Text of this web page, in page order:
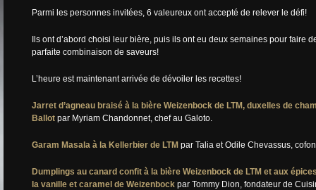
Parmi les personnes invitées, 6 valeureux ont accepté de relever le défi!
Ils ont d’abord choisi leur bière, puis ils ont eu deux semaines pour faire
parfaite combinaison de saveurs!
L’heure est maintenant arrivée de dévoiler les recettes!
Jarret d’agneau braisé à la bière Weizenbock de LTM, duxelles de
Ballot par Myriam Chandonnet, chef au Galoto.
Garam Masala à la Kellerbier de LTM par Talia et Odile Chevassus,
Dumplings au canard confit à la bière Weizenbock de LTM et aux
la vanille et caramel de Weizenbock par Tommy Dion, fondateur de